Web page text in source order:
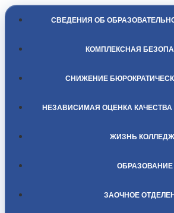
СВЕДЕНИЯ ОБ
КОМПЛЕКСНАЯ
СНИЖЕНИЕ
НЕЗАВИСИМАЯ ОЦЕНКА
ЖИЗНЬ
ОБРАЗОВАНИЕ
ЗАОЧНОЕ